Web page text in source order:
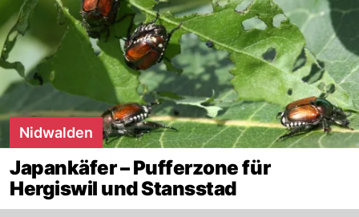
Nidwalden
Japankäfer – Pufferzone für
Hergiswil und Stansstad